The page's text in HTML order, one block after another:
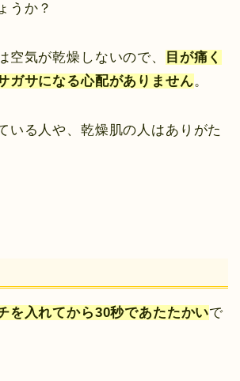
うか？
空気が乾燥しないので、
目が痛く
ガサになる心配がありません。
いる人や、乾燥肌の人はありがた
を入れてから30秒であたたかいで